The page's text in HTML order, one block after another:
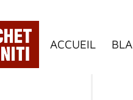
ACCUEIL